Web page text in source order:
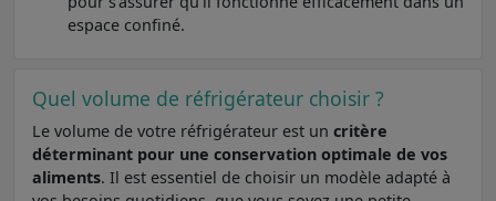
espace confiné.
Quel volume de réfrigérateur choisir ?
Le volume de votre réfrigérateur est un critère
déterminant pour une conservation optimale de vos
aliments. Il est essentiel de choisir un modèle adapté à